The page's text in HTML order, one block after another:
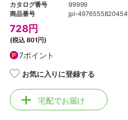
カタログ番号
99999
商品番号
jpl-4976555820454
728円
(税込801円)
7ポイント
お気に入りに登録する
宅配でお届け